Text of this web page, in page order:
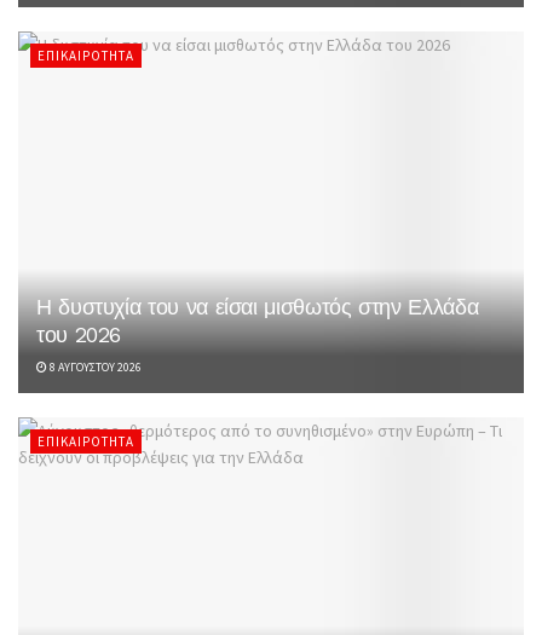
ΕΠΙΚΑΙΡΌΤΗΤΑ
Η δυστυχία του να είσαι μισθωτός στην Ελλάδα
του 2026
8 ΑΥΓΟΎΣΤΟΥ 2026
ΕΠΙΚΑΙΡΌΤΗΤΑ